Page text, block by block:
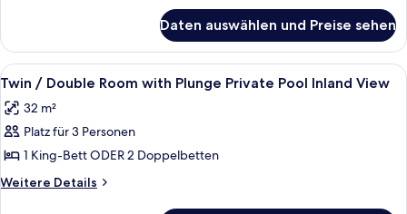
Up
Inland
View
anzeigen
/
Double
Room
Up
Inland
Daten auswählen und Preise sehen
Alle
Fotos
für
Twin
/
Double
Ein Hotelzimmer mit Bett,
8
Twin / Double Room with Plunge Private Pool Inland View
32 m²
Platz für 3 Personen
1 King-Bett ODER 2 Doppelbetten
Weitere Details
Weitere